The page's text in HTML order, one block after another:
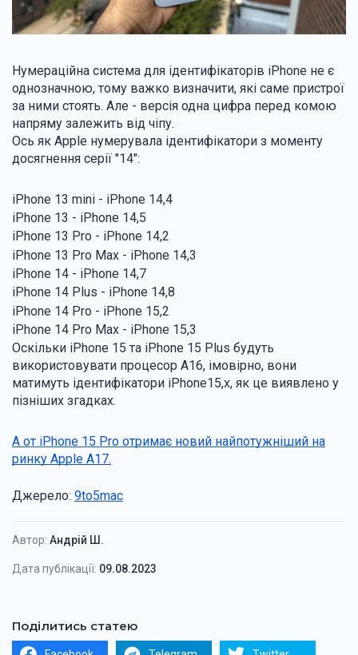
Нумераційна система для ідентифікаторів iPhone не є
однозначною, тому важко визначити, які саме пристрої
за ними стоять. Але - версія одна цифра перед комою
напряму залежить від чіпу.
Ось як Apple нумерувала ідентифікатори з моменту
досягнення серії "14":
iPhone 13 mini - iPhone 14,4
iPhone 13 - iPhone 14,5
iPhone 13 Pro - iPhone 14,2
iPhone 13 Pro Max - iPhone 14,3
iPhone 14 - iPhone 14,7
iPhone 14 Plus - iPhone 14,8
iPhone 14 Pro - iPhone 15,2
iPhone 14 Pro Max - iPhone 15,3
Оскільки iPhone 15 та iPhone 15 Plus будуть
використовувати процесор A16, імовірно, вони
матимуть ідентифікатори iPhone15,x, як це виявлено у
пізніших згадках.
А от iPhone 15 Pro отримає новий найпотужніший на
ринку Apple A17.
Джерело: 9to5mac
Автор: Андрій Ш.
Дата публікації: 09.08.2023
Поділитись статею